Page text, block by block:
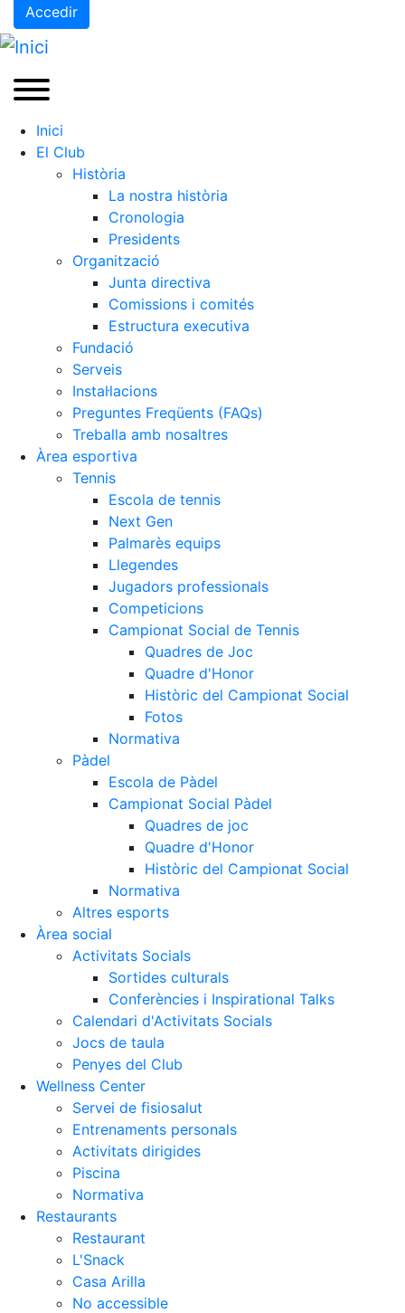
Accedir
Inici
El Club
Història
La nostra història
Cronologia
Presidents
Organització
Junta directiva
Comissions i comités
Estructura executiva
Fundació
Serveis
Instal·lacions
Preguntes Freqüents (FAQs)
Treballa amb nosaltres
Àrea esportiva
Tennis
Escola de tennis
Next Gen
Palmarès equips
Llegendes
Jugadors professionals
Competicions
Campionat Social de Tennis
Quadres de Joc
Quadre d'Honor
Històric del Campionat Social
Fotos
Normativa
Pàdel
Escola de Pàdel
Campionat Social Pàdel
Quadres de joc
Quadre d'Honor
Històric del Campionat Social
Normativa
Altres esports
Àrea social
Activitats Socials
Sortides culturals
Conferències i Inspirational Talks
Calendari d'Activitats Socials
Jocs de taula
Penyes del Club
Wellness Center
Servei de fisiosalut
Entrenaments personals
Activitats dirigides
Piscina
Normativa
Restaurants
Restaurant
L'Snack
Casa Arilla
No accessible
Àrea esportiva
Tennis
Escola de tennis
Next Gen
Palmarès equips
Llegendes
Jugadors professionals
Competicions
Campionat Social de Tennis
Quadres de Joc
Quadre d'Honor
Històric del Campionat Social
Fotos
Normativa
Escola de Pàdel
Campionat Social Pàdel
Quadres de joc
Quadre d'Honor
Històric del Campionat Social
Altres esports
Activitats Socials
Sortides culturals
Conferències i Inspirational Talks
Calendari d'Activitats Socials
Jocs de taula
Penyes del Club
Wellness Center
Servei de fisiosalut
Entrenaments personals
Activitats dirigides
Piscina
Normativa
Restaurants
Chill Out
Patrocini
Patrocinadors
Avantatges socials
Publicitat a la Revista